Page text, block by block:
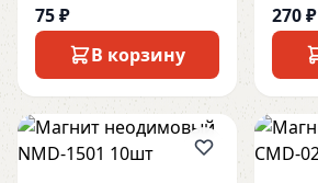
75 ₽
В корзину
270 ₽